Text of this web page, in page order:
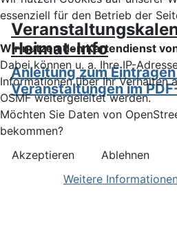
Heimat-Info
Anleitung zum
Veranstaltungen im
essenziell für den Betrieb der
Wir nutzen den Kartendienst
Dabei können u. a. Ihre IP-
Informationen über Ihr Verhalten
OSMF weitergeleitet werden.
Möchten Sie Daten von
bekommen?
Akzeptieren
Ablehnen
Weitere